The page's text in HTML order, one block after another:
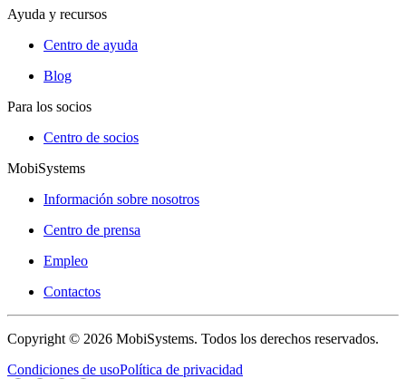
Ayuda y recursos
Centro de ayuda
Blog
Para los socios
Centro de socios
MobiSystems
Información sobre nosotros
Centro de prensa
Empleo
Contactos
Copyright © 2026 MobiSystems. Todos los derechos reservados.
Condiciones de usoPolítica de privacidad